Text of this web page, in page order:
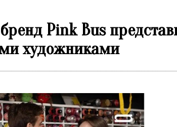
Pink Bus
художниками